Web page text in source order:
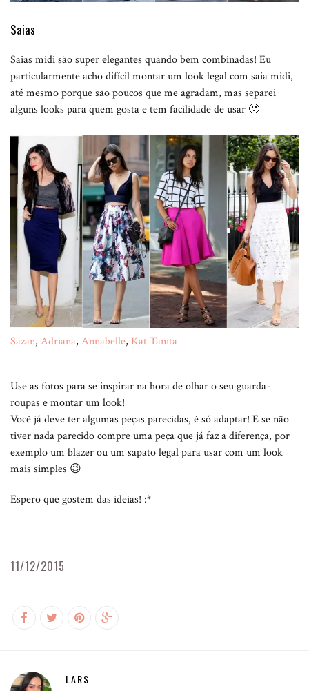
Saias
Saias midi são super elegantes quando bem combinadas! Eu
particularmente acho difícil montar um look legal com saia midi,
até mesmo porque são poucos que me agradam, mas separei
alguns looks para quem gosta e tem facilidade de usar 🙂
Sazan, Adriana, Annabelle, Kat Tanita
Use as fotos para se inspirar na hora de olhar o seu guarda-
roupas e montar um look!
Você já deve ter algumas peças parecidas, é só adaptar! E se não
tiver nada parecido compre uma peça que já faz a diferença, por
exemplo um blazer ou um sapato legal para usar com um look
mais simples 😉
Espero que gostem das ideias! :*
11/12/2015
LARS